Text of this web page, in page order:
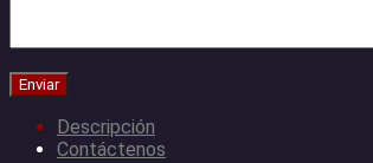
Descripción
Contáctenos